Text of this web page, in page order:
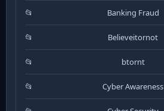
Banking Fraud
Believeitornot
btornt
Cyber Awareness